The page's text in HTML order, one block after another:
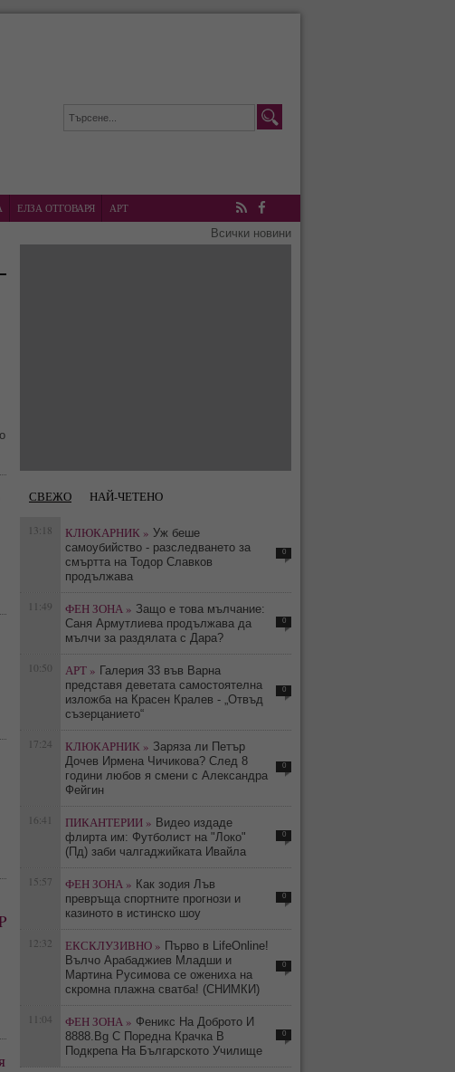
ЕЛЗА ОТГОВАРЯ
АРТ
RSS Facebook
Всички новини
СВЕЖО НАЙ-ЧЕТЕНО
13:18 КЛЮКАРНИК » Уж беше
самоубийство - разследването за
смъртта на Тодор Славков
продължава
0
11:49 ФЕН ЗОНА » Защо е това мълчание:
Саня Армутлиева продължава да
мълчи за раздялата с Дара?
0
10:50 АРТ » Галерия 33 във Варна
представя деветата самостоятелна
изложба на Красен Кралев - „Отвъд
съзерцанието“
0
17:24 КЛЮКАРНИК » Заряза ли Петър
Дочев Ирмена Чичикова? След 8
години любов я смени с Александра
Фейгин
0
16:41 ПИКАНТЕРИИ » Видео издаде
флирта им: Футболист на "Локо"
(Пд) заби чалгаджийката Ивайла
0
15:57 ФЕН ЗОНА » Как зодия Лъв
превръща спортните прогнози и
казиното в истинско шоу
0
12:32 ЕКСКЛУЗИВНО » Първо в LifeOnline!
Вълчо Арабаджиев Младши и
Мартина Русимова сe oжениха на
скромна плажна сватба! (СНИМКИ)
0
11:04 ФЕН ЗОНА » Феникс На Доброто И
8888.Bg С Поредна Крачка В
Подкрепа На Българското Училище
0